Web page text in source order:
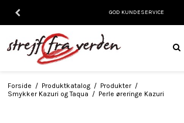
GOD KUNDESERVICE
Forside / Produktkatalog / Produkter /
Smykker Kazuri og Taqua / Perle øreringe Kazuri